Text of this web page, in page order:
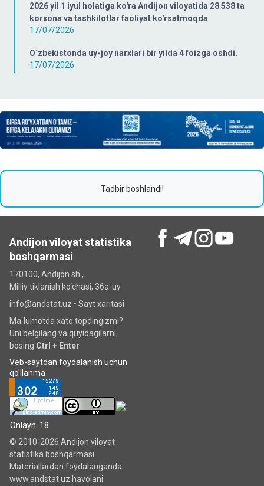
2026 yil 1 iyul holatiga ko'ra Andijon viloyatida 28 538 ta
korxona va tashkilotlar faoliyat ko'rsatmoqda
17/07/2026
O‘zbekistonda uy-joy narxlari bir yilda 4 foizga oshdi.
17/07/2026
Tadbir boshlandi!
Andijon viloyat statistika
boshqarmasi
170100, Andijon sh.,
Milliy tiklanish ko‘chаsi, 36a-uy
info@andstat.uz • Sayt xaritasi
Ma`lumotda xato topdingizmi?
Uni belgilang va quyidagilarni
bosing Ctrl + Enter
Veb-saytdan foydalanish uchun
qo'llanma
Onlayn: 18
© 2010-2026 Andijon viloyat
statistika boshqarmasi
Materiallardan foydalanganda
www.andstat.uz havolani